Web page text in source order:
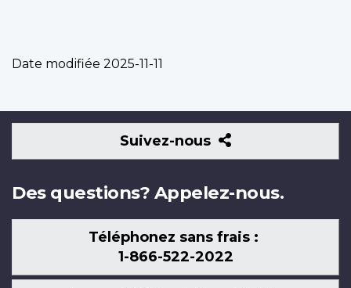
Date modifiée 2025-11-11
Suivez-nous
Suivez-
nous
Des questions? Appelez-nous.
Téléphonez sans frais :
1-866-522-2022